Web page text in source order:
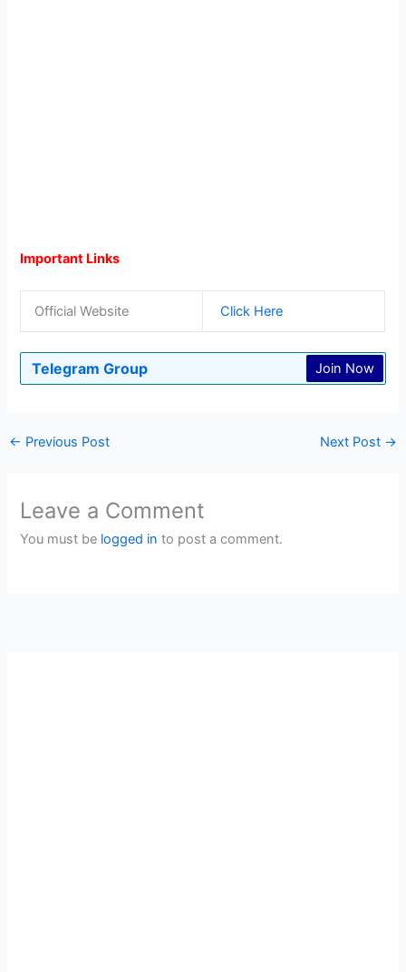
Important Links
Official Website Click Here
Telegram Group Join Now
← Previous Post Next Post →
Leave a Comment
You must be logged in to post a comment.